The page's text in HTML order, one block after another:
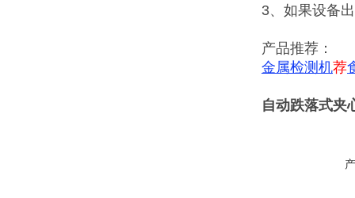
3、如果设备
产品推荐：
金属检测机荐
自动跌落式夹